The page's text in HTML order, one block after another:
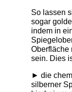
So lassen
sogar
indem in
Oberfläche
sein. Dies
► die
silberner